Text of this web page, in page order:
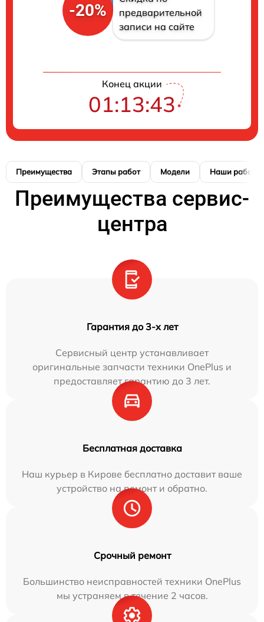
-20%
предварительной
записи на сайте
Конец акции
01:13:42
Преимущества Этапы работ Модели Наши работы
Преимущества сервис-
центра
Гарантия до 3-х лет
Сервисный центр устанавливает
оригинальные запчасти техники OnePlus и
предоставляет гарантию до 3 лет.
Бесплатная доставка
Наш курьер в Кирове бесплатно доставит ваше
устройство на ремонт и обратно.
Срочный ремонт
Большинство неисправностей техники OnePlus
мы устраняем в течение 2 часов.